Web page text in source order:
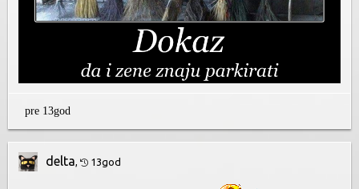
pre 13god
delta, 13god